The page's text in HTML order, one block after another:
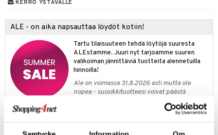
KERRO YSTÄVÄLLE
ALE - on aika napsauttaa löydöt kotiin!
Tartu tilaisuuteen tehdä löytöjä suuresta
ALEstamme. Juuri nyt tarjoamme suuren
valikoiman jännittäviä tuotteita alennetuilla
hinnoilla!
Ale on voimassa 31.8.2026 asti mutta ole
nopea - suosikkituotteesi voivat päästä
Näe kaikki ale-löydöt »
säilytys
tekstiilit
& Tyynyliinat
& Peitot
& Koukut
& Korit
& Veistokset
& Lyhdyt
& Hyllyt
tekstiilit
tekstiilit
hyönteissuoja
& Lyhdyt